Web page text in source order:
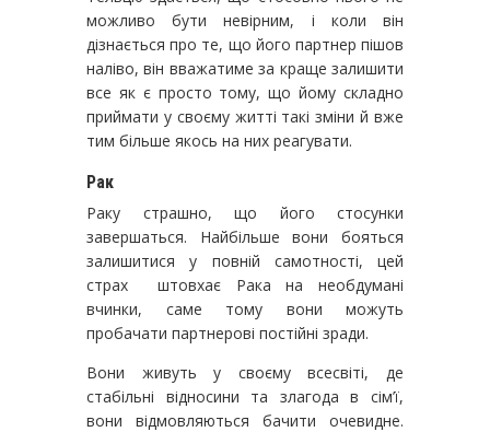
можливо бути невірним, і коли він
дізнається про те, що його партнер пішов
наліво, він вважатиме за краще залишити
все як є просто тому, що йому складно
приймати у своєму житті такі зміни й вже
тим більше якось на них реагувати.
Рак
Раку страшно, що його стосунки
завершаться. Найбільше вони бояться
залишитися у повній самотності, цей
страх штовхає Рака на необдумані
вчинки, саме тому вони можуть
пробачати партнерові постійні зради.
Вони живуть у своєму всесвіті, де
стабільні відносини та злагода в сім’ї,
вони відмовляються бачити очевидне.